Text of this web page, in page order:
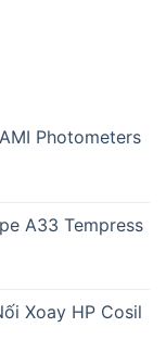
Photometers
A33 Tempress
Xoay HP Cosil